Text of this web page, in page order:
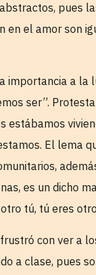
pues
en el amor son
importancia a la
ser”.
estábamos
El lema
es un dicho
otro tú, tú eres
con ver a
a clase, pues